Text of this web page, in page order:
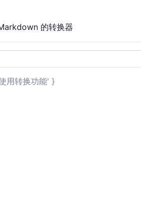
的转换器
用转换功能' }